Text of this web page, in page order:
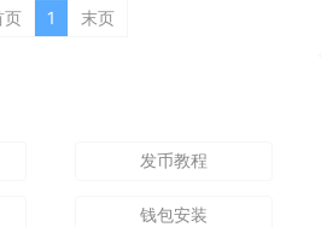
页 1 末页
发币教程
钱包安装